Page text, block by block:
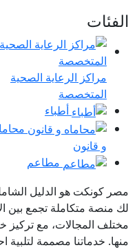
الفئات
مراكز الرعاية الصحية
المتخصصة
أطباء
و قانون
مطاعم
مصر كونكت هو الدليل
لك منصة متكاملة تجمع
مختلف المجالات، مع
منها. خدماتنا مصممة